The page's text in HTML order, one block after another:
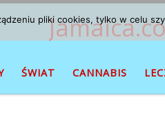
ŚWIAT CANNABIS
pliki cookies, tylko w celu